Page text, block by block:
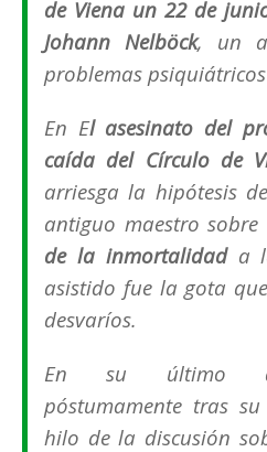
de Viena un 22 de
Johann Nelböck, un
problemas
En El asesinato del
caída del Círculo de
arriesga la hipótesis
antiguo maestro
de la inmortalidada
asistido fue la gota
desvaríos.
En su último
póstumamente tras su
hilo de la discusión